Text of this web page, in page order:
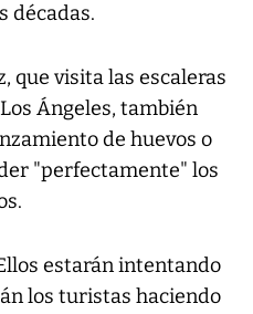
décadas.
que visita las escaleras
Ángeles, también
de huevos o
"perfectamente" los
estarán intentando
los turistas haciendo